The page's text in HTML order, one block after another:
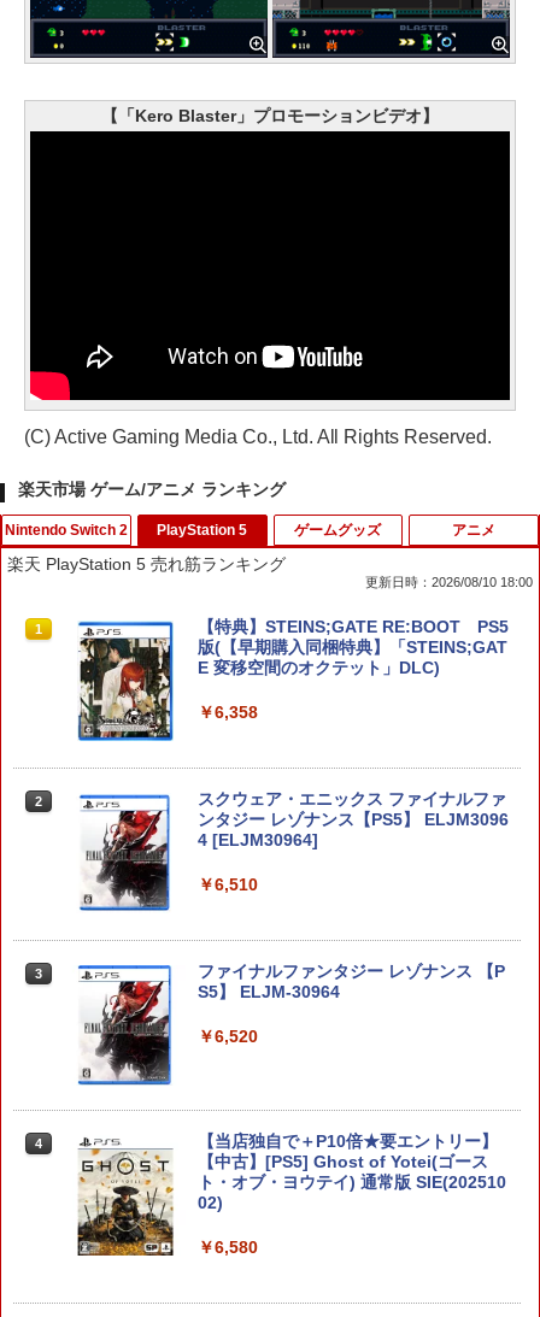
【「Kero Blaster」プロモーションビデオ】
(C) Active Gaming Media Co., Ltd. All Rights Reserved.
楽天市場 ゲーム/アニメ ランキング
Nintendo Switch 2
1
任天堂 ファイアーエムブレム 万紫千紅
【Switch 2】 BEEPAACSA [BEEPAACS
A]
￥8,970
2 ファイアーエムブレム 万紫千紅
￥8,970
3
任天堂 【Switch2】マリオカート ワール
ド [BEE-P-AAAAA NSW2 マリオカ-ト
4 Nintendo Switch 2 オールインボックス
￥9,070
ー
PlayStation 5
楽天 PlayStation 5 売れ筋ランキング
更新日時：2026/08/10 18:00
1
【特典】STEINS;GATE RE:BOOT PS5
版(【早期購入同梱特典】「STEINS;GAT
E 変移空間のオクテット」DLC)
￥6,358
2
スクウェア・エニックス ファイナルファ
ンタジー レゾナンス【PS5】 ELJM3096
4 [ELJM30964]
￥6,510
3
ファイナルファンタジー レゾナンス 【P
S5】 ELJM-30964
￥6,520
4
【当店独自で＋P10倍★要エントリー】
【中古】[PS5] Ghost of Yotei(ゴース
ト・オブ・ヨウテイ) 通常版 SIE(202510
02)
￥6,580
ゲームグッズ アニメ